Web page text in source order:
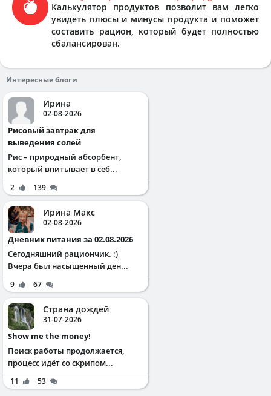
Калькулятор продуктов позволит вам легко
увидеть плюсы и минусы продукта и поможет
составить рацион, который будет полностью
сбалансирован.
Интересные блоги
Ирина
02-08-2026
Рисовый завтрак для
выведения солей
Рис – природный абсорбент,
который впитывает в себ...
2 139
Ирина Макс
02-08-2026
Дневник питания за 02.08.2026
Сегодняшний рациончик. :)
Вчера был насыщенный ден...
9 67
Страна дождей
31-07-2026
Show me the money!
Поиск работы продолжается,
процесс идёт со скрипом...
11
53